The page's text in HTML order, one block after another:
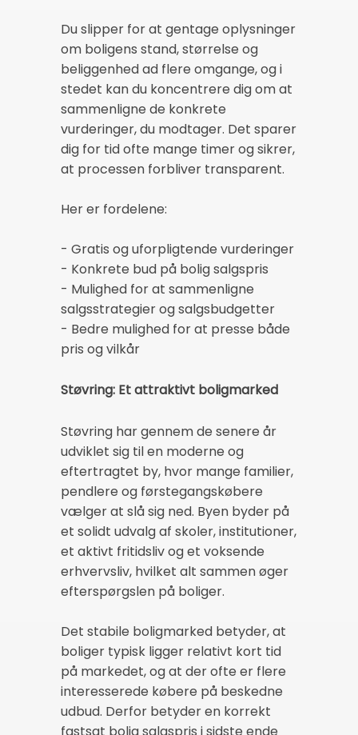
Du slipper for at gentage oplysninger
om boligens stand, størrelse og
beliggenhed ad flere omgange, og i
stedet kan du koncentrere dig om at
sammenligne de konkrete
vurderinger, du modtager. Det sparer
dig for tid ofte mange timer og sikrer,
at processen forbliver transparent.
Her er fordelene:
- Gratis og uforpligtende vurderinger
- Konkrete bud på bolig salgspris
- Mulighed for at sammenligne
salgsstrategier og salgsbudgetter
- Bedre mulighed for at presse både
pris og vilkår
Støvring: Et attraktivt boligmarked
Støvring har gennem de senere år
udviklet sig til en moderne og
eftertragtet by, hvor mange familier,
pendlere og førstegangskøbere
vælger at slå sig ned. Byen byder på
et solidt udvalg af skoler, institutioner,
et aktivt fritidsliv og et voksende
erhvervsliv, hvilket alt sammen øger
efterspørgslen på boliger.
Det stabile boligmarked betyder, at
boliger typisk ligger relativt kort tid
på markedet, og at der ofte er flere
interesserede købere på beskedne
udbud. Derfor betyder en korrekt
fastsat bolig salgspris i sidste ende